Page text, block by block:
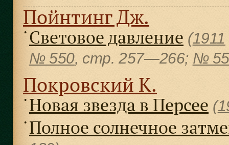
Пойнтинг Дж.
● Световое давление (1911
№ 550, cтр. 257—266; №
Покровский К.
● Новая звезда в Персее (
● Полное солнечное